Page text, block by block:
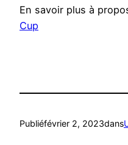
En savoir plus à
Cup
Publiéfévrier 2, 2023dans